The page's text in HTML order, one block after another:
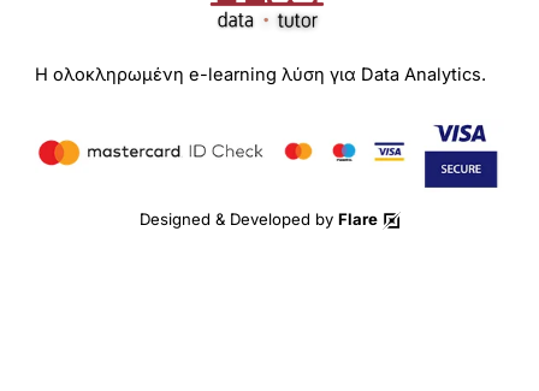
Η ολοκληρωμένη e-learning λύση για Data Analytics.
Designed & Developed by Flare